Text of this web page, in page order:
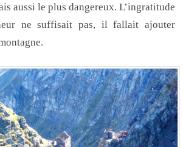
aussi le plus dangereux. L’ingratitude
ne suffisait pas, il fallait ajouter